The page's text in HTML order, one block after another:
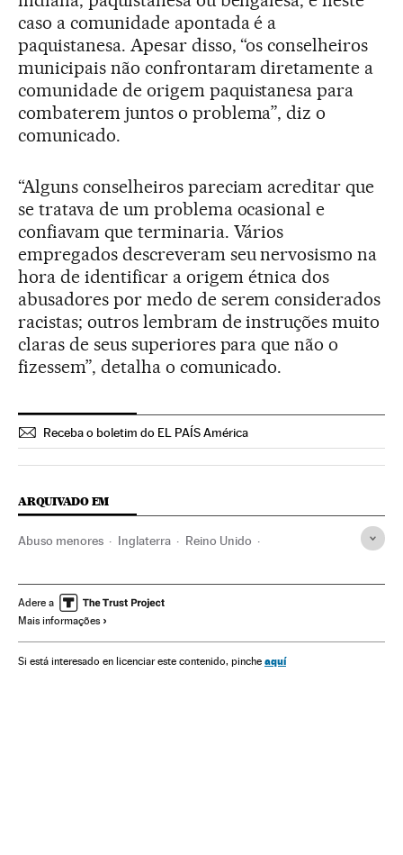
caso a comunidade apontada é a
paquistanesa. Apesar disso, “os conselheiros
municipais não confrontaram diretamente a
comunidade de origem paquistanesa para
combaterem juntos o problema”, diz o
comunicado.
“Alguns conselheiros pareciam acreditar que
se tratava de um problema ocasional e
confiavam que terminaria. Vários
empregados descreveram seu nervosismo na
hora de identificar a origem étnica dos
abusadores por medo de serem considerados
racistas; outros lembram de instruções muito
claras de seus superiores para que não o
fizessem”, detalha o comunicado.
Receba o boletim do EL PAÍS América
ARQUIVADO EM
Abuso menores Inglaterra Reino Unido
Abusos sexuais Crimes sexuais
Grupos sociais
Adere a
Mais informações
Si está interesado en licenciar este contenido, pinche aquí